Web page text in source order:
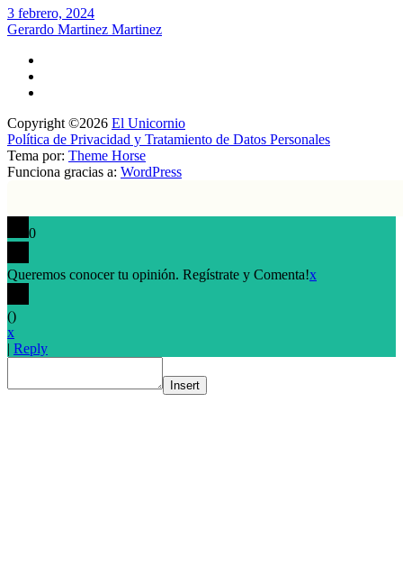
3 febrero, 2024
Gerardo Martinez Martinez
Copyright ©2026 El Unicornio
Política de Privacidad y Tratamiento de Datos Personales
Tema por: Theme Horse
Funciona gracias a: WordPress
0
Queremos conocer tu opinión. Regístrate y Comenta!x
()
x
| Reply
Insert